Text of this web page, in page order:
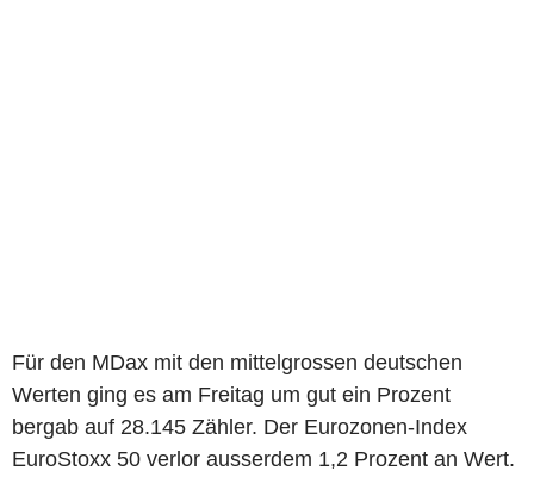
Für den MDax mit den mittelgrossen deutschen
Werten ging es am Freitag um gut ein Prozent
bergab auf 28.145 Zähler. Der Eurozonen-Index
EuroStoxx 50 verlor ausserdem 1,2 Prozent an Wert.